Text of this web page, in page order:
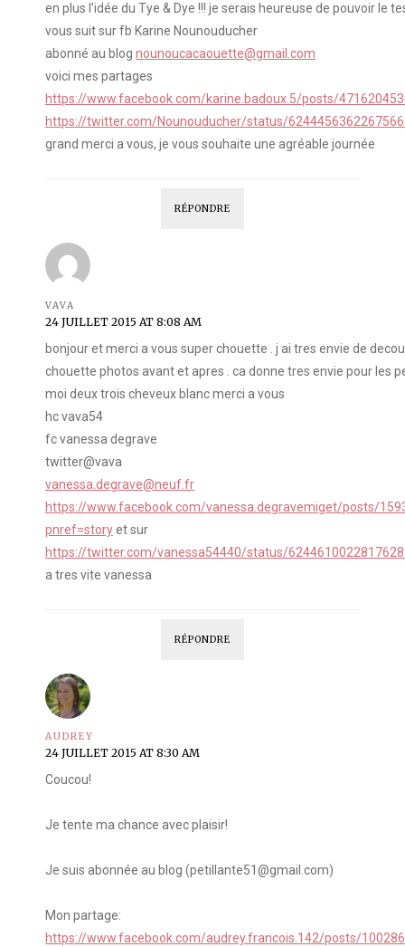
en plus l’idée du Tye & Dye !!! je serais heureuse de pouvoir le
vous suit sur fb Karine Nounouducher
abonné au blog nounoucacaouette@gmail.com
voici mes partages
https://www.facebook.com/karine.badoux.5/posts/
https://twitter.com/Nounouducher/status/
grand merci a vous, je vous souhaite une agréable journée
RÉPONDRE
VAVA
24 JUILLET 2015 AT 8:08 AM
bonjour et merci a vous super chouette . j ai tres envie de
chouette photos avant et apres . ca donne tres envie pour les
moi deux trois cheveux blanc merci a vous
hc vava54
fc vanessa degrave
twitter@vava
vanessa.degrave@neuf.fr
https://www.facebook.com/vanessa.degravemiget/posts/
pnref=storyet sur
https://twitter.com/vanessa54440/status/
a tres vite vanessa
RÉPONDRE
AUDREY
24 JUILLET 2015 AT 8:30 AM
Coucou!
Je tente ma chance avec plaisir!
Je suis abonnée au blog (petillante51@gmail.com)
Mon partage:
https://www.facebook.com/audrey.francois.142/posts/